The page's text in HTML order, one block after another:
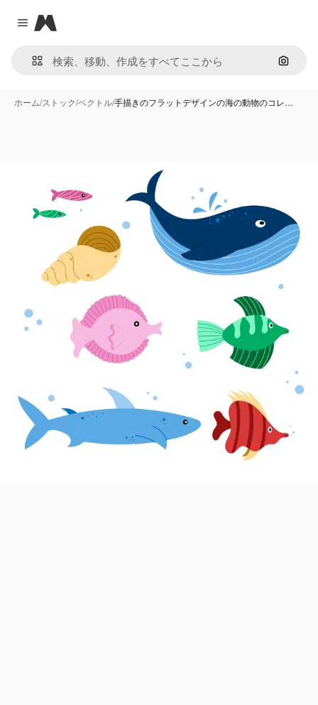
Close menu
Magnific
画像で
ホーム/ストック/ベクトル/手描きのフラットデザインの海の動物のコレ…